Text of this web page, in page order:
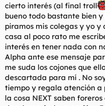
cierto interés (al final troll
bueno todo bastante bien
piramos mis colegas y yo y
casa al poco rato me
interés en tener nada con
Alpha ante ese mensaje
me suda los cojones que
descartada para mí . No
tiempo y regala atención a
la cosa NEXT saben